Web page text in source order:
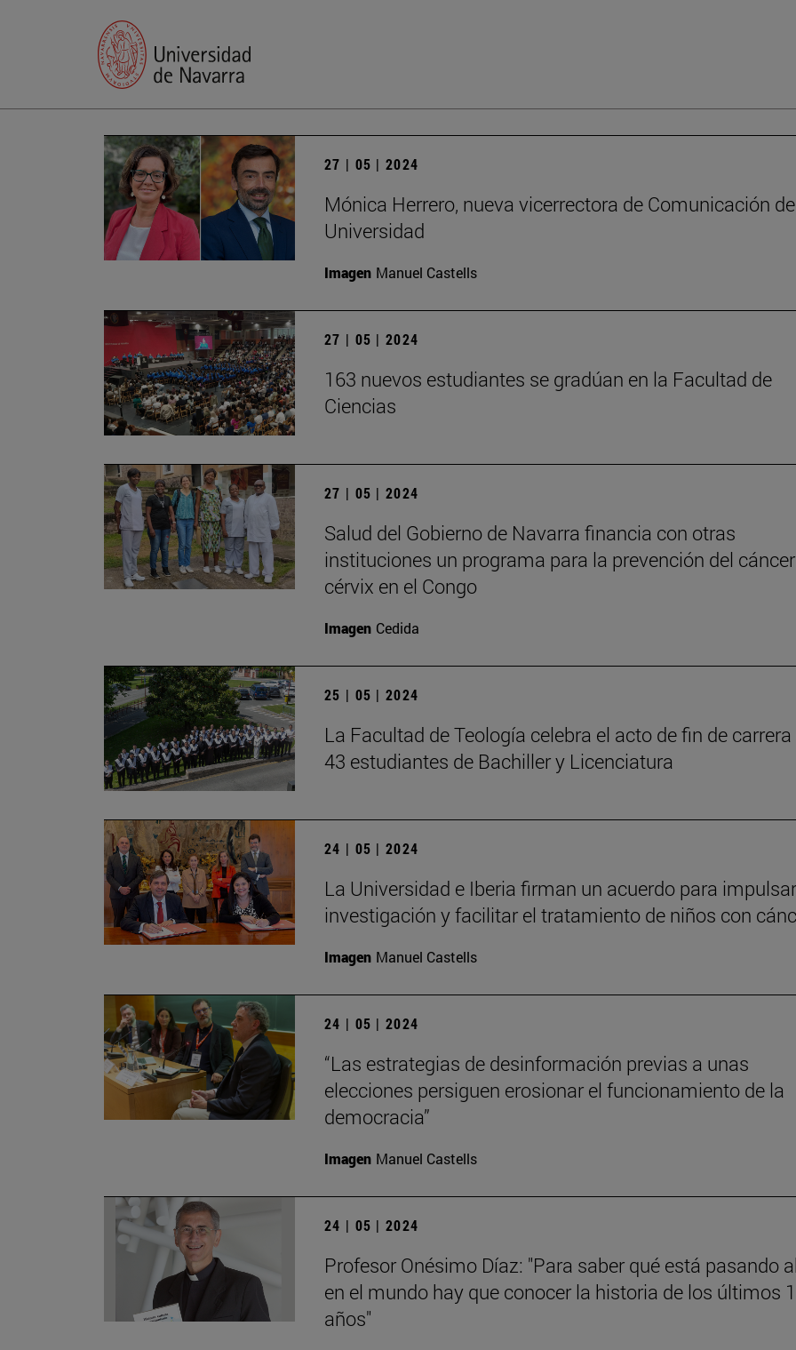
27 | 05 | 2024
Mónica Herrero, nueva vicerrectora de Comunicación
Universidad
Imagen Manuel Castells
27 | 05 | 2024
163 nuevos estudiantes se gradúan en la Facultad de
Ciencias
27 | 05 | 2024
Salud del Gobierno de Navarra financia con otras
instituciones un programa para la prevención del
cérvix en el Congo
Imagen Cedida
25 | 05 | 2024
La Facultad de Teología celebra el acto de fin de carrera
43 estudiantes de Bachiller y Licenciatura
24 | 05 | 2024
La Universidad e Iberia firman un acuerdo para
investigación y facilitar el tratamiento de niños con
Imagen Manuel Castells
24 | 05 | 2024
“Las estrategias de desinformación previas a unas
elecciones persiguen erosionar el funcionamiento de la
democracia”
Imagen Manuel Castells
24 | 05 | 2024
Profesor Onésimo Díaz: "Para saber qué está pasando
en el mundo hay que conocer la historia de los últimos
años"